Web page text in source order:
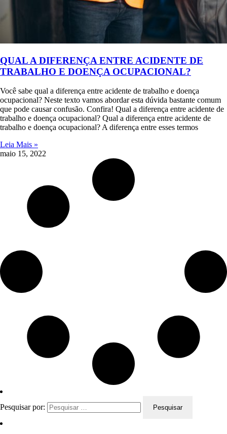
QUAL A DIFERENÇA ENTRE ACIDENTE DE
TRABALHO E DOENÇA OCUPACIONAL?
Você sabe qual a diferença entre acidente de trabalho e doença
ocupacional? Neste texto vamos abordar esta dúvida bastante comum
que pode causar confusão. Confira! Qual a diferença entre acidente de
trabalho e doença ocupacional? Qual a diferença entre acidente de
trabalho e doença ocupacional? A diferença entre esses termos
Leia Mais »
maio 15, 2022
Pesquisar por: